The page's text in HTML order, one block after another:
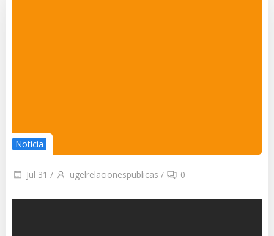
Noticia
Jul 31 / ugelrelacionespublicas / 0